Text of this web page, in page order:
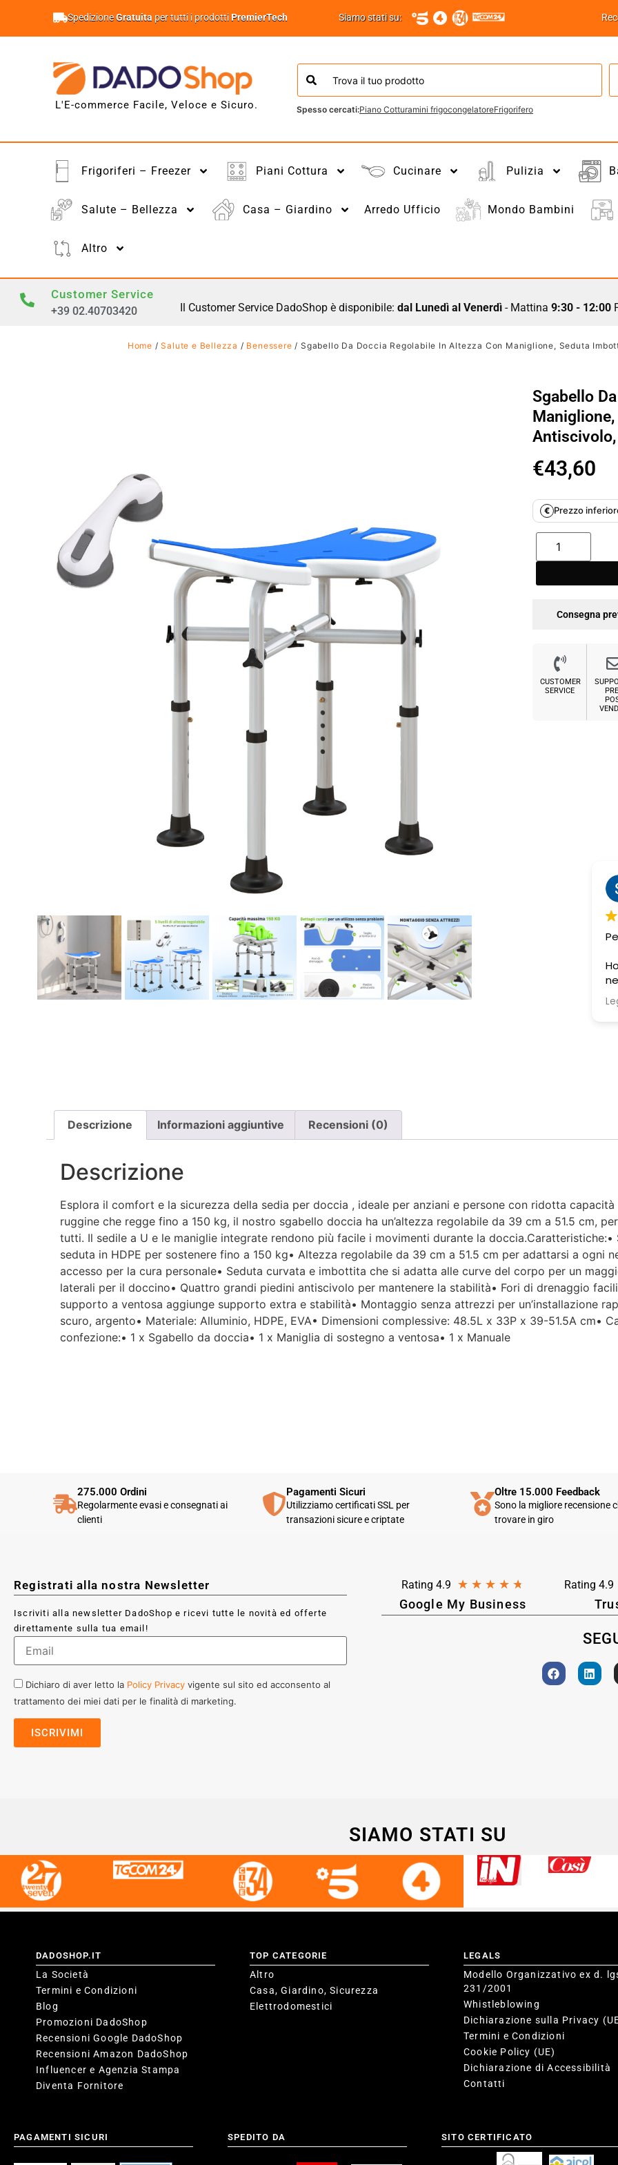
SpedizioneGratuita per tutti i prodottiPremierTech Siamo stati su:
L'E-commerce Facile, Veloce e Sicuro. Spesso cercati:Piano Cotturamini frigocongelatoreFrigorifero
Frigoriferi – Freezer Piani Cottura Cucinare Pulizia
Salute – Bellezza Casa – Giardino Arredo Ufficio Mondo Bambini
Altro
Customer Service
+39 02.40703420 Il Customer Service DadoShop è disponibile: dal Lunedì al Venerdì- Mattina 9:30 - 12:00
Home /Salute e Bellezza / Benessere / Sgabello Da Doccia Regolabile In Altezza Con Maniglione, Seduta
Sgabello
€43,60
€ Prezzo
Consegna
CUSTOMER
SERVICE
Descrizione Informazioni aggiuntive Recensioni (0)
Descrizione
Esplora il comfort e la sicurezza della sedia per doccia , ideale per anziani e persone con ridotta
ruggine che regge fino a 150 kg, il nostro sgabello doccia ha un’altezza regolabile da 39 cm a 51.5 cm,
tutti. Il sedile a U e le maniglie integrate rendono più facile i movimenti durante la
seduta in HDPE per sostenere fino a 150 kg• Altezza regolabile da 39 cm a 51.5 cm per adattarsi a ogni
accesso per la cura personale• Seduta curvata e imbottita che si adatta alle curve del corpo per un
laterali per il doccino• Quattro grandi piedini antiscivolo per mantenere la stabilità• Fori di drenaggio
supporto a ventosa aggiunge supporto extra e stabilità• Montaggio senza attrezzi per un’installazione
scuro, argento• Materiale: Alluminio, HDPE, EVA• Dimensioni complessive: 48.5L x 33P x 39-51.5A cm•
confezione:• 1 x Sgabello da doccia• 1 x Maniglia di sostegno a ventosa• 1 x Manuale
275.000 Ordini
Regolarmente evasi e consegnati ai
clienti
Pagamenti Sicuri
Utilizziamo certificati SSL per
transazioni sicure e criptate
Oltre 15.000 Feedback
Sono la migliore recensione
trovare in giro
Registrati alla nostra Newsletter
Iscriviti alla newsletter DadoShop e ricevi tutte le novità ed offerte
direttamente sulla tua email!
Dichiaro di aver letto la Policy Privacy vigente sul sito ed acconsento al
trattamento dei miei dati per le finalità di marketing.
Rating 4.9 ★ ★ ★ ★ ★
Google My Business
Rating 4.9
SIAMO STATI SU
DADOSHOP.IT
La Società
Termini e Condizioni
Blog
Promozioni DadoShop
Recensioni Google DadoShop
Recensioni Amazon DadoShop
Influencer e Agenzia Stampa
Diventa Fornitore
TOP CATEGORIE
Altro
Casa, Giardino, Sicurezza
Elettrodomestici
LEGALS
Modello Organizzativo ex d.
231/2001
Whistleblowing
Dichiarazione sulla Privacy
Termini e Condizioni
Cookie Policy (UE)
Dichiarazione di Accessibilità
Contatti
PAGAMENTI SICURI SPEDITO DA SITO CERTIFICATO